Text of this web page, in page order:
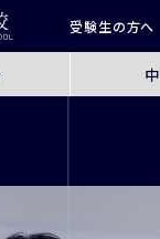
受験生の方へ
6年間の学びの概要